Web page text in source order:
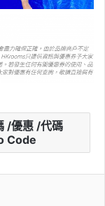
/優惠 /代碼
Code